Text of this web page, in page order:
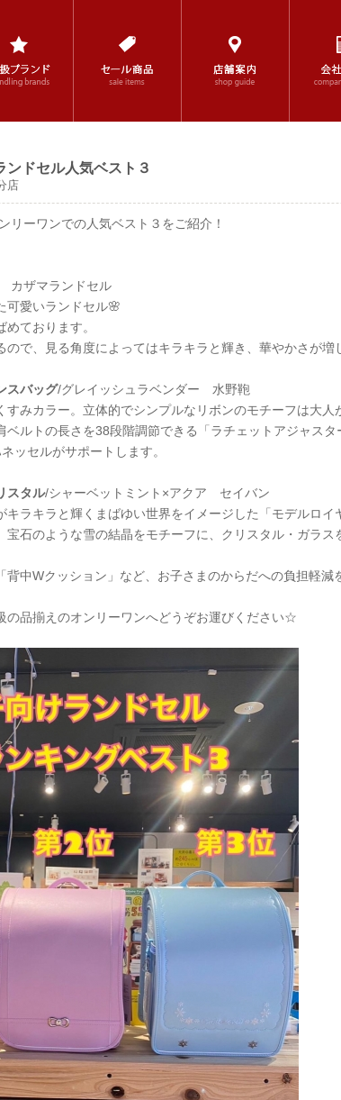
ンドセル人気ベスト３
店
リーワンでの人気ベスト３をご紹介！
カザマランドセル
可愛いランドセル🌸
ております。
ので、見る角度によってはキラキラと輝き、華やかさが増
スバッグ/グレイッシュラベンダー 水野鞄
みカラー。立体的でシンプルなリボンのモチーフは大人
ルトの長さを38段階調節できる「ラチェットアジャスタ
ッセルがサポートします。
スタル/シャーベットミント×アクア セイバン
キラキラと輝くまばゆい世界をイメージした「モデルロ
宝石のような雪の結晶をモチーフに、クリスタル・ガラス
背中Wクッション」など、お子さまのからだへの負担軽減
の品揃えのオンリーワンへどうぞお運びください☆